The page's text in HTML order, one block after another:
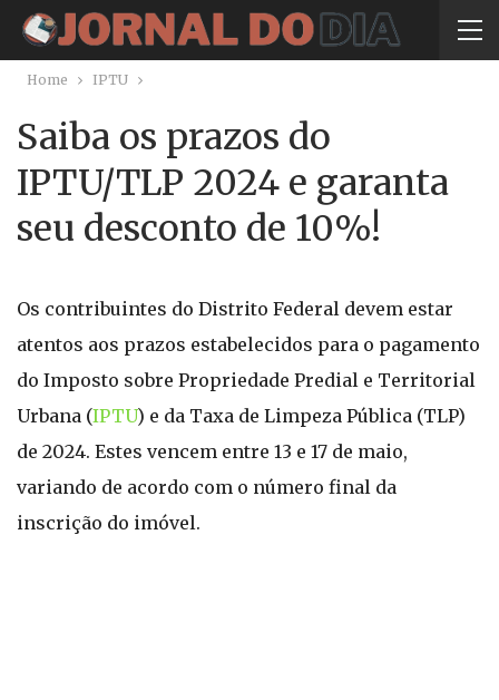
Home IPTU
Saiba os prazos do
IPTU/TLP 2024 e garanta
seu desconto de 10%!
Os contribuintes do Distrito Federal devem estar
atentos aos prazos estabelecidos para o pagamento
do Imposto sobre Propriedade Predial e Territorial
Urbana (IPTU) e da Taxa de Limpeza Pública (TLP)
de 2024. Estes vencem entre 13 e 17 de maio,
variando de acordo com o número final da
inscrição do imóvel.